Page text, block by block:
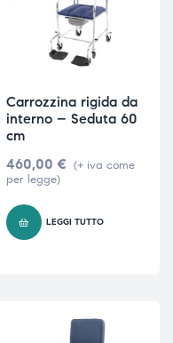
Carrozzina rigida da
interno – Seduta 60
cm
460,00 € (+ iva come
per legge)
LEGGI TUTTO